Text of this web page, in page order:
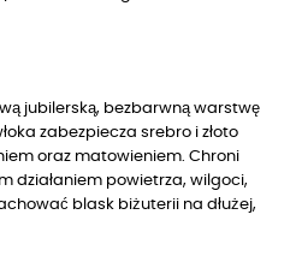
jubilerską, bezbarwną warstwę
zabezpiecza srebro i złoto
oraz matowieniem. Chroni
działaniem powietrza, wilgoci,
blask biżuterii na dłużej,